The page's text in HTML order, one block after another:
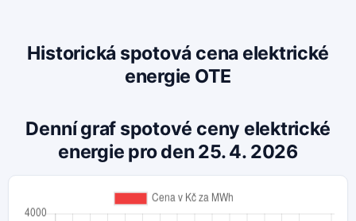
Historická spotová cena elektrické
energie OTE
Denní graf spotové ceny elektrické
energie pro den 25. 4. 2026